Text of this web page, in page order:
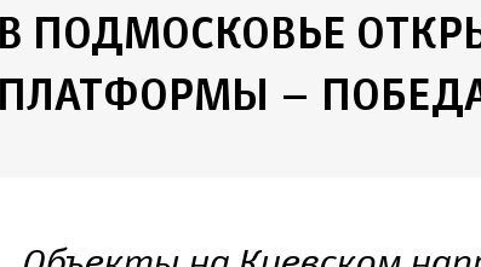
В ПОДМОСКОВЬЕ
ПЛАТФОРМЫ –